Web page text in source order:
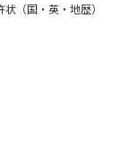
ルに強い大学特
（国・英・地歴）